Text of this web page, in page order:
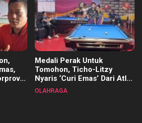
Medali Perak Untuk
Tomohon, Ticho-Litzy
Nyaris ‘Curi Emas’ Dari Atlet
Biliar PON di Porprov Sulut
OLAHRAGA